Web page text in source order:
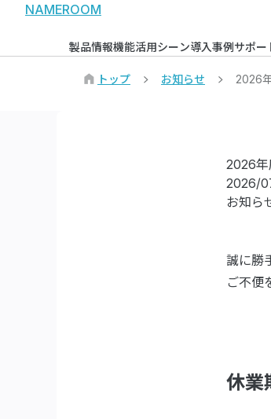
NAMEROOM
製品情報機能活用シーン導入事例サポー
トップ お知らせ 2026
2026年
2026/
お知ら
誠に勝
ご不便
休業